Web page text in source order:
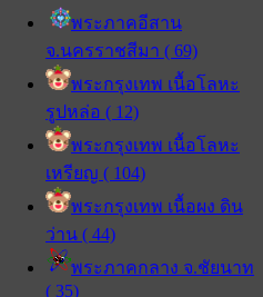
พระภาคอีสาน
จ.นครราชสีมา ( 69)
พระกรุงเทพ เนื้อโลหะ
รูปหล่อ ( 12)
พระกรุงเทพ เนื้อโลหะ
เหรียญ ( 104)
พระกรุงเทพ เนื้อผง ดิน
ว่าน ( 44)
พระภาคกลาง จ.ชัยนาท
( 35)